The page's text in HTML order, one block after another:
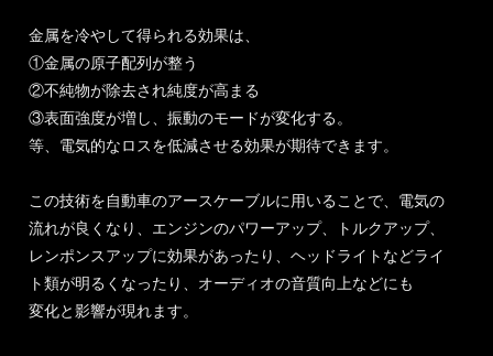
金属を冷やして得られる効果は、
①金属の原子配列が整う
②不純物が除去され純度が高まる
③表面強度が増し、振動のモードが変化する。
等、電気的なロスを低減させる効果が期待できます。
この技術を自動車のアースケーブルに用いることで、電気の
流れが良くなり、エンジンのパワーアップ、トルクアップ、
レンポンスアップに効果があったり、ヘッドライトなどライ
ト類が明るくなったり、オーディオの音質向上などにも
変化と影響が現れます。